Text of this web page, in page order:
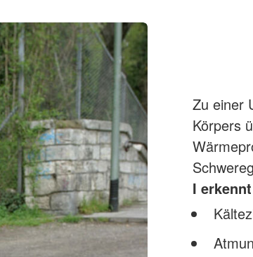
Zu einer
Körpers
I